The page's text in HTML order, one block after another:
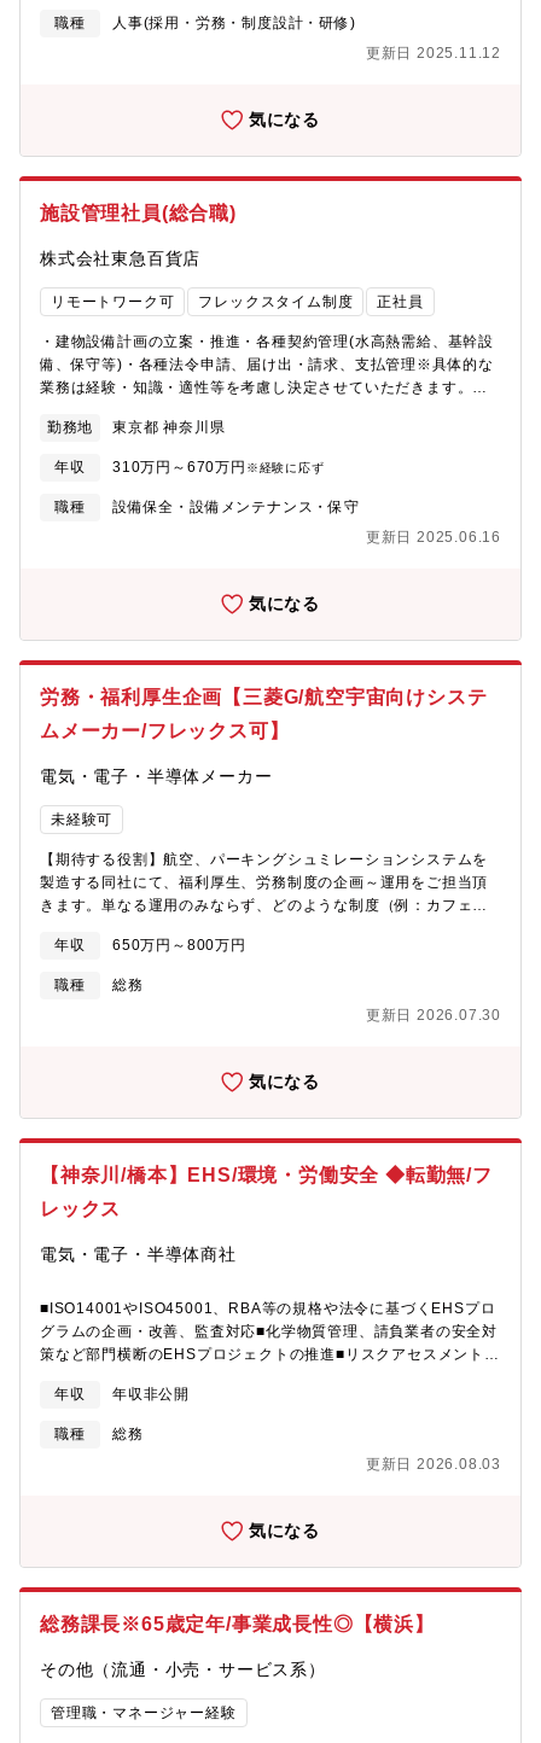
ータ集計・分析・予算管理・総務業務改善【ポジションの魅力】■
運営を支える総務として、現場に近い立場で経営基盤を支えるダ
るエコアクション21認証取得という会社にとって重要なプロジェ
クトの中心メンバーとして、環境経営の基盤づくりに携わること
ができます。■ 現場主義だからこそ裁量が大きいデスクワークだ
けではなく、自ら現場へ足を運び、課題発見から改善提案、実行
まで一貫して携わることができます。■ 総務の枠を超えた経験が
積める施設管理だけでなく、下記の幅広い経験を積むことができ
ト・安全管理・予算管理・業務改善■ 長期的なキャリア形成少数
精鋭組織だからこそ、一人ひとりの裁量が大きく、将来的にはプ
レイングマネージャーとして組織を牽引いただくことも期待して
います。【求める人物像】■現場へ積極的に足を運び、自ら課題を
発見できる方■社内外の関係者と円滑なコミュニケーションを図れ
る方■フットワーク軽く柔軟に対応できる方■幅広い総務業務を前
■長期的な視点で腰を据えてキャリアを築きたい方■チームワーク
労働統計資料等の作成・定期健康診断関連・本社庶務、その他周
辺業務【特徴】横浜市港北区に本社を置き、1968年に設立されま
した。主にコンビニ向けの弁当、おにぎり、サンドイッチ、惣
を確立し、食の安全に対する取り組みも重視しています。企業の
成長のフェーズにある組織で、プロパー社員・キャリア入社社員
ます。培った経験を活かし、風土改革・人材育成・組織強化にリ
【募集背景】同社は、拡大フェーズにあり、組織強化が急務で
す。特に総務部門では、効率的な業務運営とサポート体制の強化
が求められています。新たな人材を採用し、部門の機能を充実さ
せることで、組織全体の成長を支える基盤を整えます。これによ
り、迅速かつ効果的な業務運営が可能となり、企業の持続的な成
長を促進します。【組織構成】人事総務部25名程度。総務グルー
名）
職種
人事(採用・労務・制度設計・研修)
更新日 2025.11.12
気になる
施設管理社員(総合職)
株式会社東急百貨店
リモートワーク可 フレックスタイム制度 正社員
・建物設備計画の立案・推進・各種契約管理(水高熱需給、基幹設
備、保守等)・各種法令申請、届け出・請求、支払管理※具体的な
業務は経験・知識・適性等を考慮し決定させていただきます。
務委託先などの関係会社に一定期間出向する場合あり
勤務地 東京都 神奈川県
年収 310万円～670万円 ※経験に応ず
職種
設備保全・設備メンテナンス・保守
更新日 2025.06.16
気になる
労務・福利厚生企画【三菱G/航空宇宙向けシステ
ムメーカー/フレックス可】
電気・電子・半導体メーカー
未経験可
【期待する役割】航空、パーキングシュミレーションシステムを
製造する同社にて、福利厚生、労務制度の企画～運用をご担当頂
きます。単なる運用のみならず、どのような制度（例：カフェテ
す。【職務内容】■福利厚生制度、福祉施策の企画・立案・運用の
業務全般をお任せいたします。（各種手当、入社宅、カフェテリ
アプラン労働組合対応等）■従業員への対応を行いながら、企業の
法令遵守、業務を通じて社員が働きやすい環境を整えていきま
とが出来る環境です。■スタートは福祉施策の企画・立案・運用業
広く活躍できる人事総務担当者として、キャリアアップを目指し
異動）による補填で募集致します。【組織構成】■総務部 安全衛
生福祉課（計4名）※工場内の安全衛生、従業員向け福祉、福利厚
用、実務的な領域を担当している為、制度の企画や立案をメイン
ムならびにパーキングシステムの開発、製造、販売まで多角的に
事業を展開しております。■シミュレーションシステムの国内シェ
ア70％。三菱グループ各社を株主に、安定した事業基盤を構築し
ています。■宇宙開発にも携わり、50年以上の歴史を誇る日本の先
共同しながら、日本のロケット開発を支え、宇宙機器開発におい
て高い信頼を獲得しており、現在はJAXAや有名大学との共同研究
年収 650万円～800万円
職種
総務
更新日 2026.07.30
気になる
【神奈川/橋本】EHS/環境・労働安全 ◆転勤無/フ
レックス
電気・電子・半導体商社
■ISO14001やISO45001、RBA等の規格や法令に基づくEHSプロ
グラムの企画・改善、監査対応■化学物質管理、請負業者の安全対
策など部門横断のEHSプロジェクトの推進■リスクアセスメントや
タ（廃棄物・排水・エネルギー等）の管理、行政報告■緊急時対応
計画及びEHS関連文書の策定・管理■社内EHS委員会の運営、社
内教育の実施■RBA行動規範の順守と社内展開、グローバル対応窓
口■労働安全衛生に関する業務全般■医務室との連携、社内健診サ
動推進を幅 広く担当し、安全で健康な職場づくりを通して、急
勤：無■9:00-17:30 フレックスタイム制（コアタイム10:00-
がそれまでと同じであれば給与の変化なし）
年収 年収非公開
職種
総務
更新日 2026.08.03
気になる
総務課長※65歳定年/事業成長性◎【横浜】
その他（流通・小売・サービス系）
管理職・マネージャー経験